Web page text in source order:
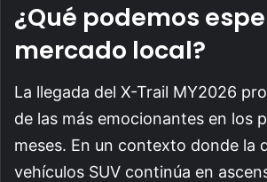
¿Qué podemos
mercado local?
La llegada del X-Trail MY2026
de las más emocionantes en los
meses. En un contexto donde la
vehículos SUV continúa en